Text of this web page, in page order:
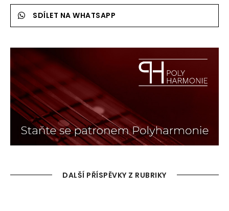
SDÍLET NA WHATSAPP
DALŠÍ PŘÍSPĚVKY Z RUBRIKY